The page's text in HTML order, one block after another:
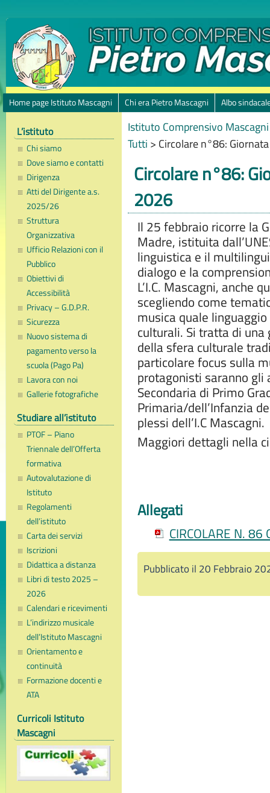
Home page Istituto Mascagni Chi era Pietro Mascagni Albo
L’istituto
Chi siamo
Dove siamo e contatti
Dirigenza
Atti del Dirigente a.s.
2025/26
Struttura
Organizzativa
Ufficio Relazioni con il
Pubblico
Obiettivi di
Accessibilità
Privacy – G.D.P.R.
Sicurezza
Nuovo sistema di
pagamento verso la
scuola (Pago Pa)
Lavora con noi
Gallerie fotografiche
Studiare all’istituto
PTOF – Piano
Triennale dell’Offerta
formativa
Autovalutazione di
Istituto
Regolamenti
dell’istituto
Carta dei servizi
Iscrizioni
Didattica a distanza
Libri di testo 2025 –
2026
Calendari e ricevimenti
L’indirizzo musicale
dell’Istituto Mascagni
Orientamento e
continuità
Formazione docenti e
ATA
Curricoli Istituto
Mascagni
Istituto Comprensivo
Tutti > Circolare n°86:
Circolare n°86:
2026
Il 25 febbraio ricorre la
Madre, istituita
linguistica e il
dialogo e la
L’I.C. Mascagni, anche
scegliendo come
musica quale
culturali. Si tratta di
della sfera culturale
particolare focus sulla
protagonisti saranno gli
Secondaria di Primo
Primaria/dell’Infanzia
plessi dell’I.C Mascagni.
Maggiori dettagli nella
Allegati
CIRCOLARE N.
Pubblicato il 20 Febbraio